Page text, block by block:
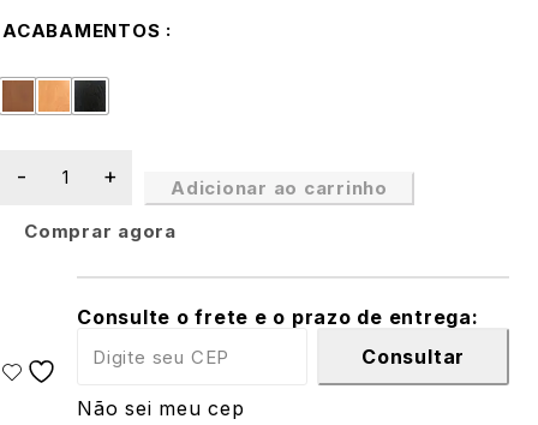
ACABAMENTOS
Adicionar ao carrinho
Comprar agora
Consulte o frete e o prazo de entrega:
Consultar
Não sei meu cep